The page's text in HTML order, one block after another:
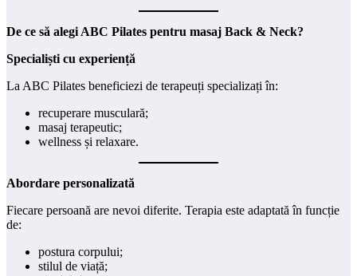
De ce să alegi ABC Pilates pentru masaj Back & Neck?
Specialiști cu experiență
La ABC Pilates beneficiezi de terapeuți specializați în:
recuperare musculară;
masaj terapeutic;
wellness și relaxare.
Abordare personalizată
Fiecare persoană are nevoi diferite. Terapia este adaptată în funcție
de:
postura corpului;
stilul de viață;